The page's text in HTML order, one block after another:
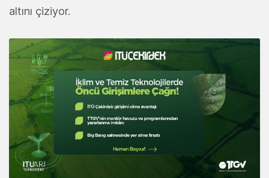
altını çiziyor.